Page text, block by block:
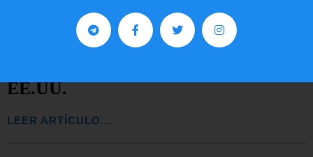
EE.UU.
LEER ARTÍCULO...